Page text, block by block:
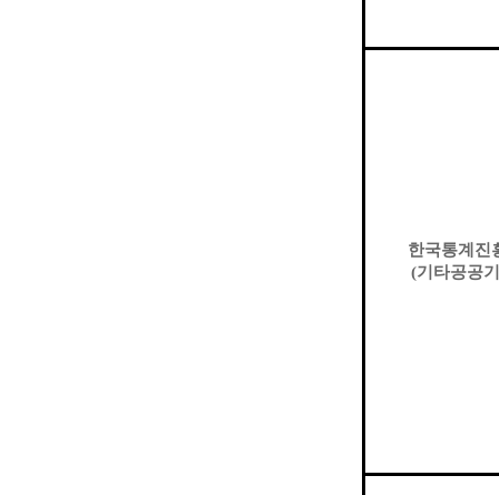
한국통계진
(기타공공